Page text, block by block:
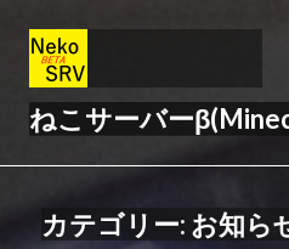
ねこサーバー
カテゴリー: お知ら